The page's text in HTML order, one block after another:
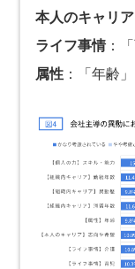
本人のキャリア
ライフ事情：
属性：「年齢」